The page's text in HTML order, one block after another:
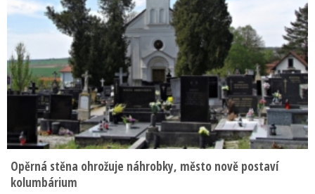
Opěrná stěna ohrožuje náhrobky, město nově postaví
kolumbárium